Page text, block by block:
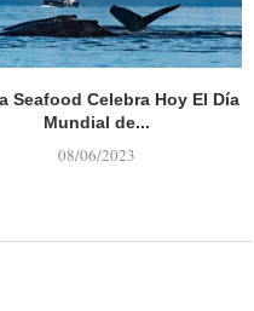
Seafood Celebra Hoy El Día
Mundial de...
08/06/2023